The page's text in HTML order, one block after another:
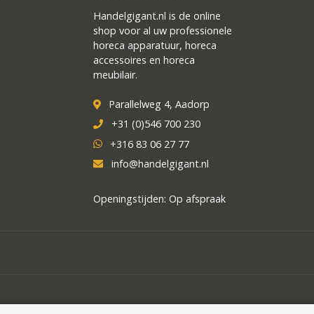
Handelgigant.nl is de online
shop voor al uw professionele
horeca apparatuur, horeca
accessoires en horeca
meubilair.
Parallelweg 4, Aadorp
+31 (0)546 700 230
+316 83 06 27 77
info@handelgigant.nl
Openingstijden: Op afspraak